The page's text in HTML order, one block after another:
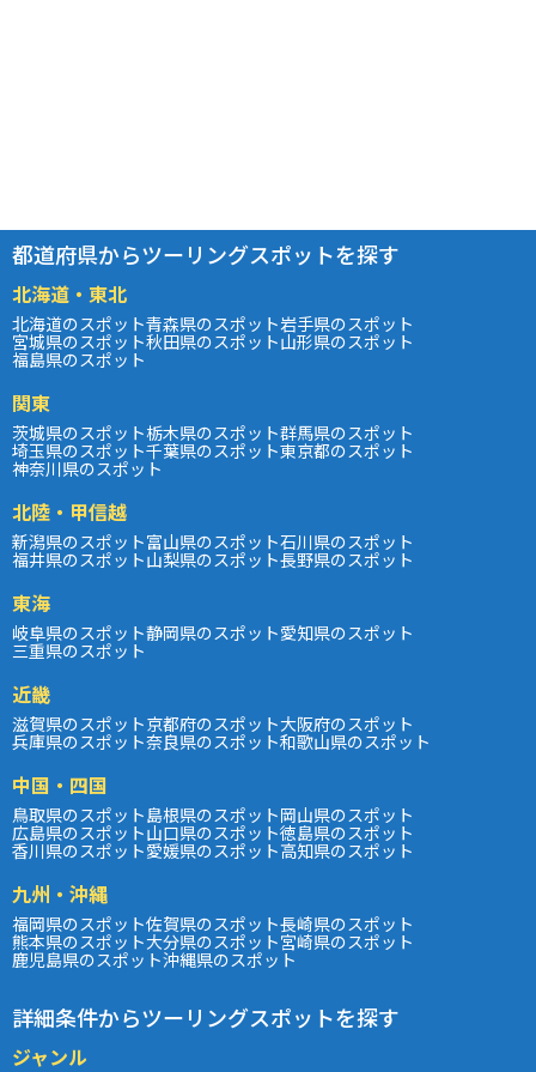
都道府県からツーリングスポットを探す
北海道・東北
北海道のスポット青森県のスポット岩手県のスポット
宮城県のスポット秋田県のスポット山形県のスポット
福島県のスポット
関東
茨城県のスポット栃木県のスポット群馬県のスポット
埼玉県のスポット千葉県のスポット東京都のスポット
神奈川県のスポット
北陸・甲信越
新潟県のスポット富山県のスポット石川県のスポット
福井県のスポット山梨県のスポット長野県のスポット
東海
岐阜県のスポット静岡県のスポット愛知県のスポット
三重県のスポット
近畿
滋賀県のスポット京都府のスポット大阪府のスポット
兵庫県のスポット奈良県のスポット和歌山県のスポット
中国・四国
鳥取県のスポット島根県のスポット岡山県のスポット
広島県のスポット山口県のスポット徳島県のスポット
香川県のスポット愛媛県のスポット高知県のスポット
九州・沖縄
福岡県のスポット佐賀県のスポット長崎県のスポット
熊本県のスポット大分県のスポット宮崎県のスポット
鹿児島県のスポット沖縄県のスポット
詳細条件からツーリングスポットを探す
ジャンル